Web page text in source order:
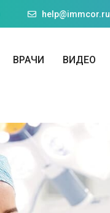
help@immcor.ru
ВРАЧИ ВИДЕО